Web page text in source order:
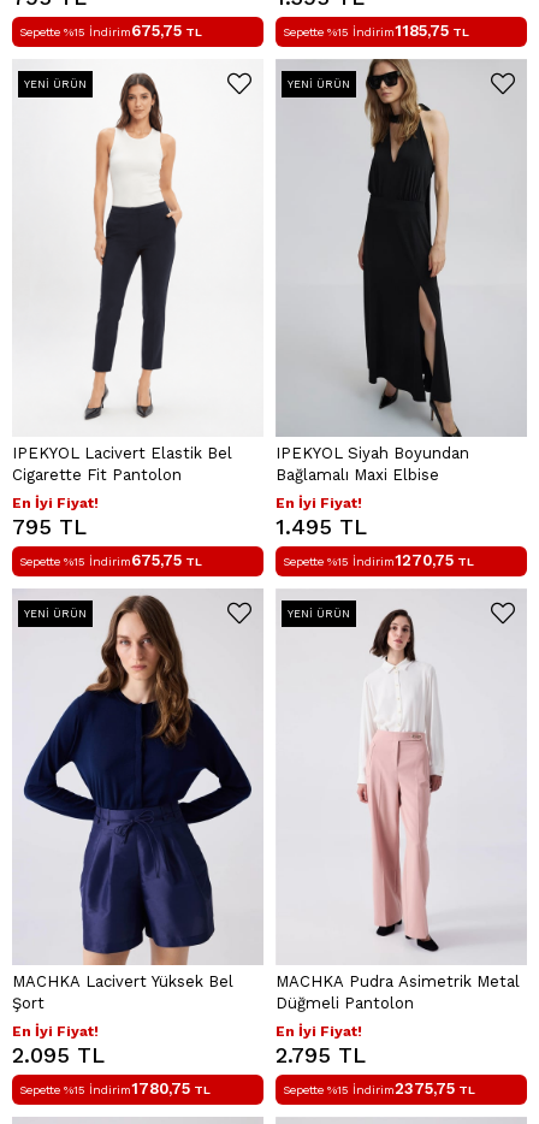
Sepette %15 İndirim675,75 TL Sepette %15 İndirim1185,75 TL
YENI ÜRÜN
IPEKYOL Lacivert Elastik Bel
Cigarette Fit Pantolon
En İyi Fiyat!
795 TL
Sepette %15 İndirim675,75 TL
YENI ÜRÜN
IPEKYOL Siyah Boyundan
Bağlamalı Maxi Elbise
En İyi Fiyat!
1.495 TL
Sepette %15 İndirim1270,75 TL
YENI ÜRÜN
MACHKA Lacivert Yüksek Bel
Şort
En İyi Fiyat!
2.095 TL
Sepette %15 İndirim1780,75 TL
YENI ÜRÜN
MACHKA Pudra Asimetrik Metal
Düğmeli Pantolon
En İyi Fiyat!
2.795 TL
Sepette %15 İndirim2375,75 TL